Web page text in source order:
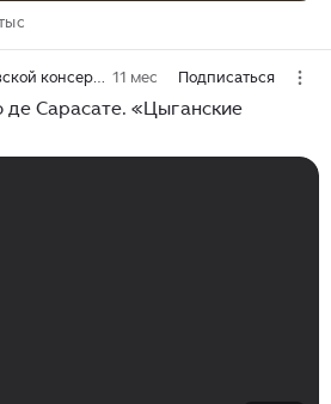
Телевидение Московской консерватории 11 мес Подписаться
де Сарасате. «Цыганские